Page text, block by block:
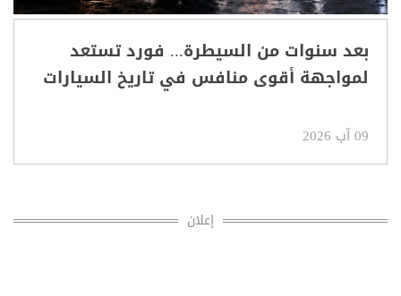
بعد سنوات من السيطرة... فورد تستعد
لمواجهة أقوى منافس في تاريخ السيارات
09 آب 2026
إعلان